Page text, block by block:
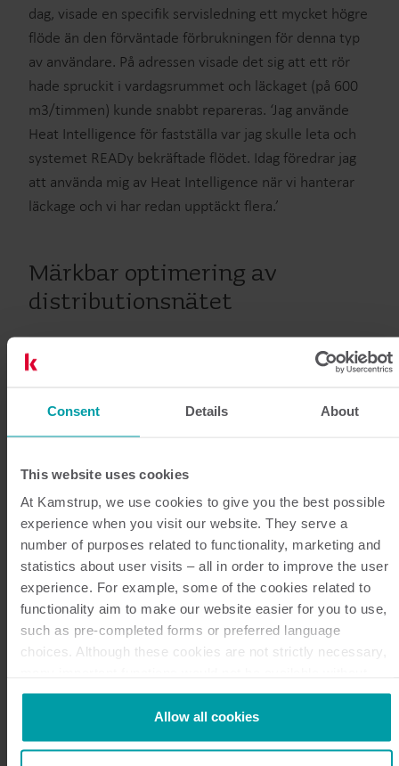
Consent Details About
This website uses cookies
At Kamstrup, we use cookies to give you the best possible
experience when you visit our website. They serve a
number of purposes related to functionality, marketing and
statistics about user visits – all in order to improve the user
experience. For example, some of the cookies related to
functionality aim to make our website easier for you to use,
such as pre-completed forms or preferred language
choices. Although these cookies are not strictly necessary,
them.
Kamstrup makes use of third-party cookies. A third-party
cookie is installed by someone other than us, such as other
Allow all cookies
dag, visade en specifik servisledning ett mycket högre
flöde än den förväntade förbrukningen för denna typ
av användare. På adressen visade det sig att ett rör
hade spruckit i vardagsrummet och läckaget (på 600
m3/timmen) kunde snabbt repareras. ‘Jag använde
Heat Intelligence för fastställa var jag skulle leta och
systemet READy bekräftade flödet. Idag föredrar jag
att använda mig av Heat Intelligence när vi hanterar
läckage och vi har redan upptäckt flera.’
Märkbar optimering av
distributionsnätet
Kort efter att bolaget började använda Heat
konkreta resultat med den nya lösningen. Bolaget
trycket i distributionsnätet från 1,2 till 0,7 bar och
runt 1 bar under perioder med toppbelastning. Jag
tror att detta sparar oss 15-20 000 danska kronor per
år.’ Verksamhetschefen använder också Heat
Intelligence för att titta på beteenden för att avgöra
när på morgonen energi måste ackumuleras i
distributionsnätet. ‘Tidigare baserade jag mitt arbete
på antaganden, men nu har jag ett verktyg som gör
för att erhålla ett mer balanserat flöde i de två
huvudledningarna. Även om staden har växt har